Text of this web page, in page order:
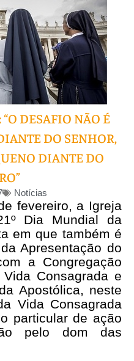
DESAFIO NÃO É
DO SENHOR,
DIANTE DO
Notícias
fevereiro, a Igreja
Dia Mundial da
em que também é
Apresentação do
a Congregação
Consagrada e
Apostólica, neste
Vida Consagrada
particular de ação
pelo dom das